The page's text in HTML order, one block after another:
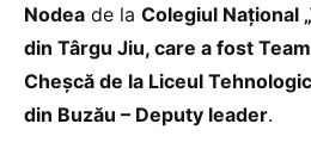
Nodea de la Colegiul Național
din Târgu Jiu, care a fost
Cheșcă de la Liceul
din Buzău – Deputy leader.